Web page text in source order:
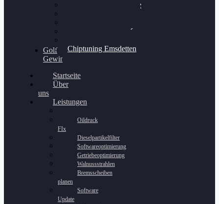
Bilgenroth Performance
Chiptuning Schüttorf
Chiptuning Emsdetten
Golf
Gewinnspiel
Startseite
Über
uns
Leistungen
Oildruck
FIx
Dieselpartikelfilter
Softwareoptimierung
Getriebeoptimierung
Walnussstrahlen
Bremsscheiben
planen
Software
Update